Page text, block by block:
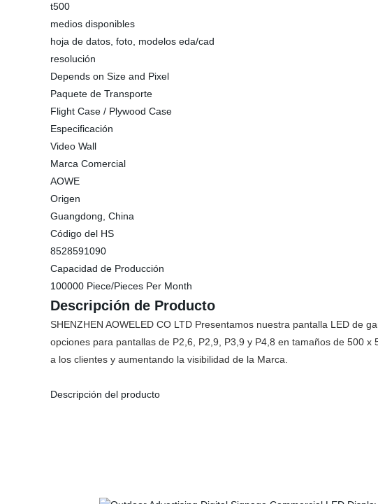
t500
medios disponibles
hoja de datos, foto, modelos eda/cad
resolución
Depends on Size and Pixel
Paquete de Transporte
Flight Case / Plywood Case
Especificación
Video Wall
Marca Comercial
AOWE
Origen
Guangdong, China
Código del HS
8528591090
Capacidad de Producción
100000 Piece/Pieces Per Month
Descripción de Producto
SHENZHEN AOWELED CO LTD Presentamos nuestra pantalla LED de
opciones para pantallas de P2,6, P2,9, P3,9 y P4,8 en tamaños de 500
a los clientes y aumentando la visibilidad de la Marca.
Descripción del producto